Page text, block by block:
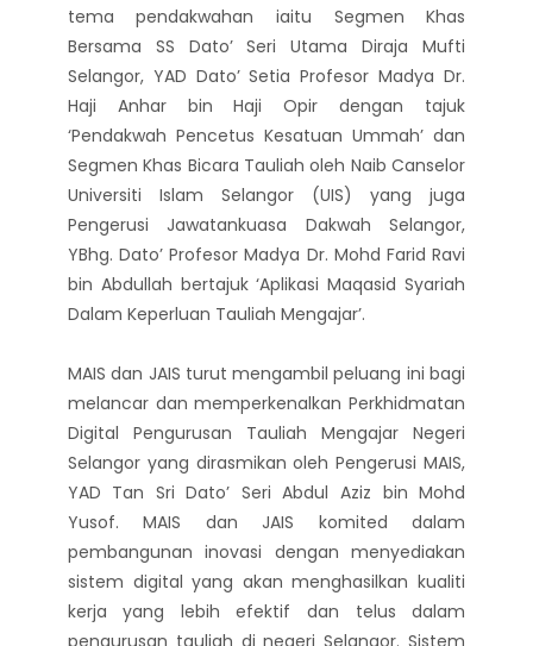
tema pendakwahan iaitu Segmen Khas
Bersama SS Dato’ Seri Utama Diraja Mufti
Selangor, YAD Dato’ Setia Profesor Madya Dr.
Haji Anhar bin Haji Opir dengan tajuk
‘Pendakwah Pencetus Kesatuan Ummah’ dan
Segmen Khas Bicara Tauliah oleh Naib Canselor
Universiti Islam Selangor (UIS) yang juga
Pengerusi Jawatankuasa Dakwah Selangor,
YBhg. Dato’ Profesor Madya Dr. Mohd Farid Ravi
bin Abdullah bertajuk ‘Aplikasi Maqasid Syariah
Dalam Keperluan Tauliah Mengajar’.
MAIS dan JAIS turut mengambil peluang ini bagi
melancar dan memperkenalkan Perkhidmatan
Digital Pengurusan Tauliah Mengajar Negeri
Selangor yang dirasmikan oleh Pengerusi MAIS,
YAD Tan Sri Dato’ Seri Abdul Aziz bin Mohd
Yusof. MAIS dan JAIS komited dalam
pembangunan inovasi dengan menyediakan
sistem digital yang akan menghasilkan kualiti
kerja yang lebih efektif dan telus dalam
pengurusan tauliah di negeri Selangor. Sistem